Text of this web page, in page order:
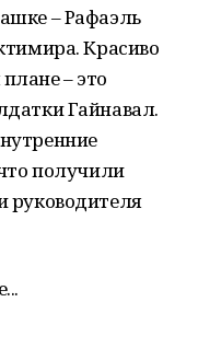
– Рафаэль
Красиво
– это
Гайнавал.
получили
руководителя